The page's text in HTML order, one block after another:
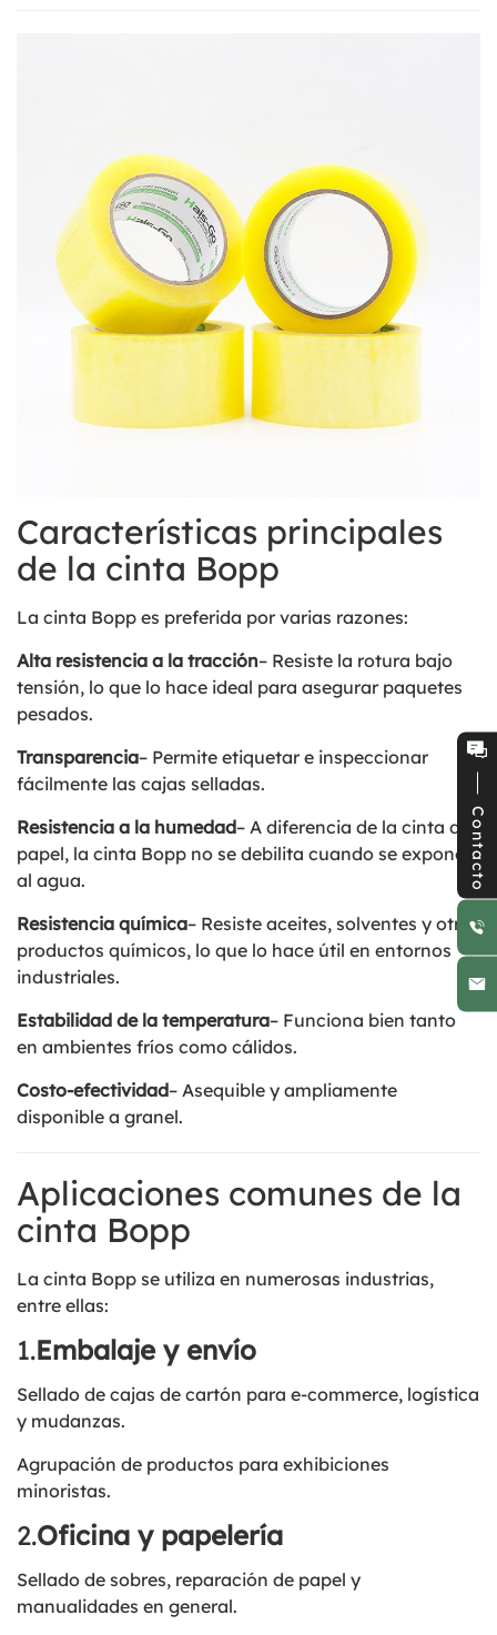
Características principales
de la cinta Bopp
La cinta Bopp es preferida por varias razones:
Alta resistencia a la tracción– Resiste la rotura bajo
tensión, lo que lo hace ideal para asegurar paquetes
pesados.
Transparencia– Permite etiquetar e inspeccionar
fácilmente las cajas selladas.
Resistencia a la humedad– A diferencia de la cinta de
papel, la cinta Bopp no ​​se debilita cuando se expone
al agua.
Resistencia química– Resiste aceites, solventes y otros
productos químicos, lo que lo hace útil en entornos
industriales.
Estabilidad de la temperatura– Funciona bien tanto
en ambientes fríos como cálidos.
Costo-efectividad– Asequible y ampliamente
disponible a granel.
Aplicaciones comunes de la
cinta Bopp
La cinta Bopp se utiliza en numerosas industrias,
entre ellas:
1.Embalaje y envío
Sellado de cajas de cartón para e-commerce, logística
y mudanzas.
Agrupación de productos para exhibiciones
minoristas.
2.Oficina y papelería
Sellado de sobres, reparación de papel y
manualidades en general.
Contacto